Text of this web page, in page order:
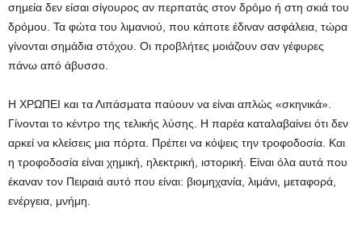
σημεία δεν είσαι σίγουρος αν περπατάς στον δρόμο ή στη σκιά του
δρόμου. Τα φώτα του λιμανιού, που κάποτε έδιναν ασφάλεια, τώρα
γίνονται σημάδια στόχου. Οι προβλήτες μοιάζουν σαν γέφυρες
πάνω από άβυσσο.
Η ΧΡΩΠΕΙ και τα Λιπάσματα παύουν να είναι απλώς «σκηνικά».
Γίνονται το κέντρο της τελικής λύσης. Η παρέα καταλαβαίνει ότι δεν
αρκεί να κλείσεις μια πόρτα. Πρέπει να κόψεις την τροφοδοσία. Και
η τροφοδοσία είναι χημική, ηλεκτρική, ιστορική. Είναι όλα αυτά που
έκαναν τον Πειραιά αυτό που είναι: βιομηχανία, λιμάνι, μεταφορά,
ενέργεια, μνήμη.